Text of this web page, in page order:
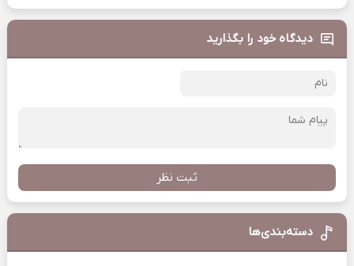
دیدگاه خود را بگذارید
ثبت نظر
دسته‌بندی‌ها